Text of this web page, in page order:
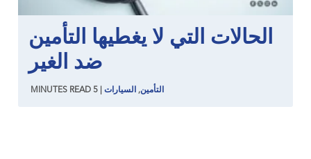
الحالات التي لا يغطيها التأمين
ضد الغير
التأمين, السيارات 5
MINUTES READ